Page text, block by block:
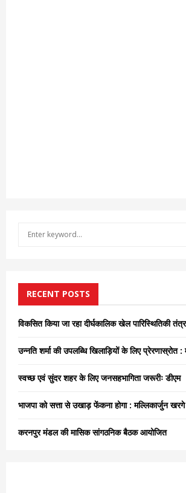
f
o
r
RECENT POSTS
विकसित किया जा रहा दीर्घकालिक खेल पारिस्थितिकी
उन्नति शर्मा की उपलब्धि खिलाड़ियों के लिए प्रेरणास्रोत :
स्वच्छ एवं सुंदर शहर के लिए जनसहभागिता जरूरीः डीएम
भाजपा को सत्ता से उखाड़ फेंकना होगा : मल्लिकार्जुन खरगे
करनपुर मंडल की मासिक सांगठनिक बैठक आयोजित